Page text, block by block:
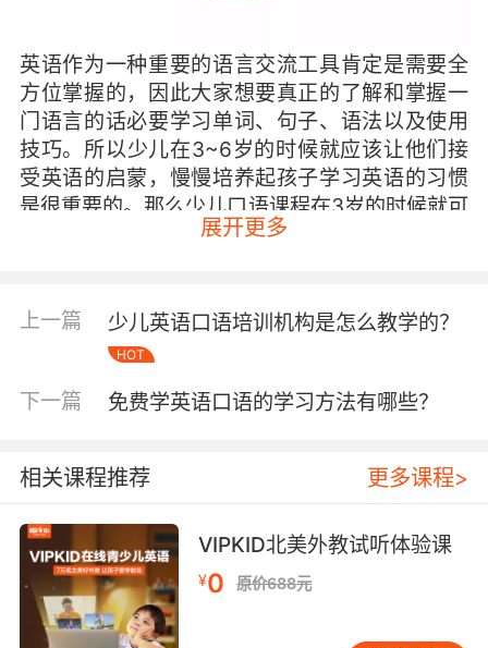
英语作为一种重要的语言交流工具肯定是需要全
方位掌握的，因此大家想要真正的了解和掌握一
门语言的话必要学习单词、句子、语法以及使用
技巧。所以少儿在3~6岁的时候就应该让他们接
受英语的启蒙，慢慢培养起孩子学习英语的习惯
是很重要的。那么少儿口语课程在3岁的时候就可
以开始了，因为3岁是孩子学习一门外语的黄金年
思维。
其实英语不管是在孩子日后的学习还是应用中都
是不可或缺的，很多人在工作之后才意识到英语
习英语口语也是很有必要的，难免会在生活中或
者出国留学的时候用到英语。包括出国游玩只要
你有一口流利的英语，对自己的帮助也是无形
的。
所以说少儿口语课程一般从3岁就可以开始了，但
展开更多
上一篇 少儿英语口语培训机构是怎么教学的？
HOT
下一篇 免费学英语口语的学习方法有哪些？
相关课程推荐 更多课程>
VIPKID北美外教试听体验课
¥0 原价688元